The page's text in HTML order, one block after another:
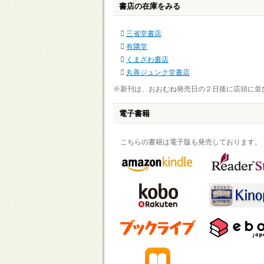
書店の在庫をみる
三省堂書店
有隣堂
くまざわ書店
丸善ジュンク堂書店
※新刊は、おおむね発売日の２日後に店頭に並
電子書籍
こちらの書籍は電子版も発売しております。